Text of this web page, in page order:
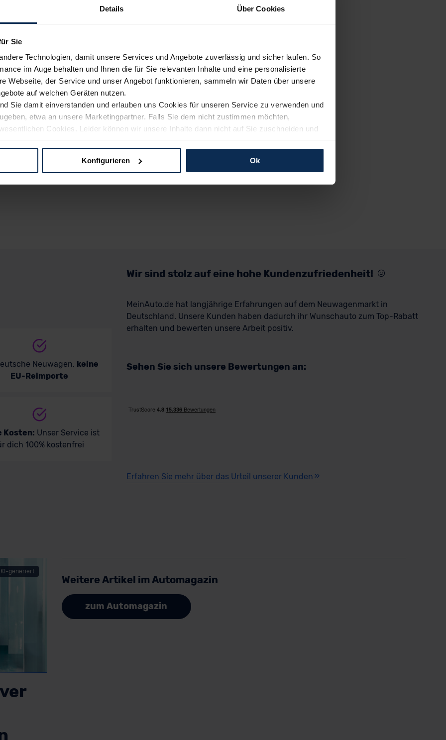
Details Über Cookies
Sie
Technologien, damit unsere Services und Angebote zuverlässig und sicher laufen. So
im Auge behalten und Ihnen die für Sie relevanten Inhalte und eine personalisierte
Webseite, der Service und unser Angebot funktionieren, sammeln wir Daten über unsere
auf welchen Geräten nutzen.
Sie damit einverstanden und erlauben uns Cookies für unseren Service zu verwenden und
etwa an unsere Marketingpartner. Falls Sie dem nicht zustimmen möchten,
Cookies. Leider können wir unsere Inhalte dann nicht auf Sie zuschneiden und
Weg zu Ihrem Neuwagen unterstützen. Sie können die Einstellungen jederzeit anpassen
Konfigurieren Ok
Neuwagen, keine
EU-Reimporte
Kosten: Unser Service ist
dich 100% kostenfrei
Wir sind stolz auf eine hohe Kundenzufriedenheit!
MeinAuto.de hat langjährige Erfahrungen auf dem Neuwagenmarkt in
Deutschland. Unsere Kunden haben dadurch ihr Wunschauto zum Top-Rabatt
erhalten und bewerten unsere Arbeit positiv.
Sehen Sie sich unsere Bewertungen an:
Erfahren Sie mehr über das Urteil unserer Kunden
KI-generiert
Weitere Artikel im Automagazin
zum Automagazin